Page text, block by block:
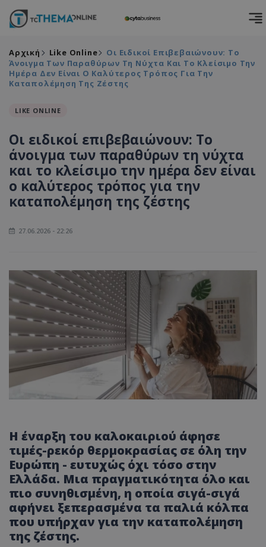
Αρχική Like Online
Οι Ειδικοί Επιβεβαιώνουν: Το
Άνοιγμα Των Παραθύρων Τη Νύχτα Και Το Κλείσιμο Την
Ημέρα Δεν Είναι Ο Καλύτερος Τρόπος Για Την
Καταπολέμηση Της Ζέστης
LIKE ONLINE
Οι ειδικοί επιβεβαιώνουν: Το
άνοιγμα των παραθύρων τη νύχτα
και το κλείσιμο την ημέρα δεν είναι
ο καλύτερος τρόπος για την
καταπολέμηση της ζέστης
27.06.2026 - 22:26
Η έναρξη του καλοκαιριού άφησε
τιμές-ρεκόρ θερμοκρασίας σε όλη την
Ευρώπη - ευτυχώς όχι τόσο στην
Ελλάδα. Μια πραγματικότητα όλο και
πιο συνηθισμένη, η οποία σιγά-σιγά
αφήνει ξεπερασμένα τα παλιά κόλπα
που υπήρχαν για την καταπολέμηση
της ζέστης.